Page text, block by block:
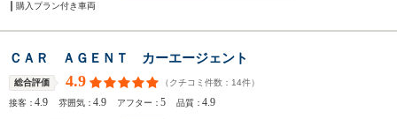
購入プラン付き車両
ＣＡＲ ＡＧＥＮＴ カーエージェント
総合評価 4.9 （クチコミ件数： 14件）
接客：4.9 雰囲気：4.9 アフター：5 品質：4.9